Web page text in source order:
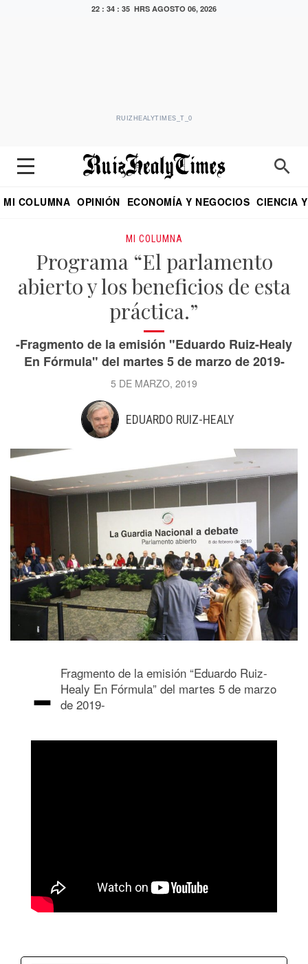
22 : 34 : 36 HRS AGOSTO 06, 2026
RUIZHEALYTIMES_T_0
MI COLUMNA OPINIÓN ECONOMÍA Y NEGOCIOS CIENCIA
MI COLUMNA
Programa “El parlamento
abierto y los beneficios de esta
práctica.”
-Fragmento de la emisión "Eduardo Ruiz-Healy
En Fórmula" del martes 5 de marzo de 2019-
5 DE MARZO, 2019
EDUARDO RUIZ-HEALY
- Fragmento de la emisión “Eduardo Ruiz-
Healy En Fórmula” del martes 5 de marzo
de 2019-